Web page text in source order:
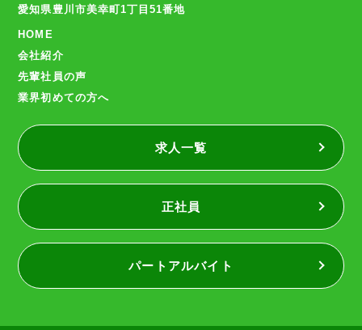
愛知県豊川市美幸町1丁目51番地
HOME
会社紹介
先輩社員の声
業界初めての方へ
求人一覧
正社員
パートアルバイト